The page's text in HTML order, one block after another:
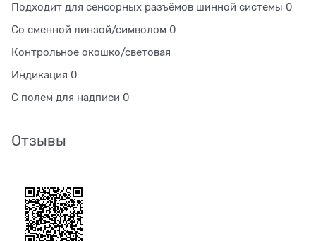
Подходит для сенсорных разъёмов шинной системы 0
Со сменной линзой/символом 0
Контрольное окошко/световая
Индикация 0
С полем для надписи 0
Отзывы